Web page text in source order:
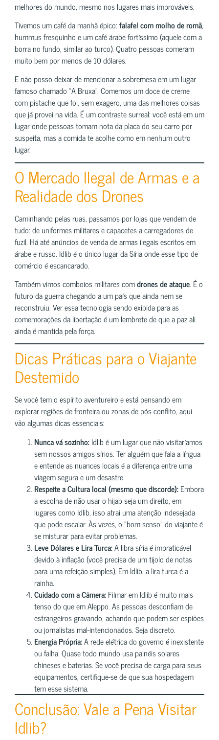
melhores do mundo, mesmo nos lugares mais improváveis.
Tivemos um café da manhã épico:falafel com molho de romã,
hummus fresquinho e um café árabe fortíssimo (aquele com a
borra no fundo, similar ao turco). Quatro pessoas comeram
muito bem por menos de 10 dólares.
E não posso deixar de mencionar a sobremesa em um lugar
famoso chamado “A Bruxa”. Comemos um doce de creme
com pistache que foi, sem exagero, uma das melhores coisas
que já provei na vida. É um contraste surreal: você está em um
lugar onde pessoas tomam nota da placa do seu carro por
suspeita, mas a comida te acolhe como em nenhum outro
lugar.
O Mercado Ilegal de Armas e a
Realidade dos Drones
Caminhando pelas ruas, passamos por lojas que vendem de
tudo: de uniformes militares e capacetes a carregadores de
fuzil. Há até anúncios de venda de armas ilegais escritos em
árabe e russo. Idlib é o único lugar da Síria onde esse tipo de
comércio é escancarado.
Também vimos comboios militares comdrones de ataque. É o
futuro da guerra chegando a um país que ainda nem se
reconstruiu. Ver essa tecnologia sendo exibida para as
comemorações da libertação é um lembrete de que a paz ali
ainda é mantida pela força.
Dicas Práticas para o Viajante
Destemido
Se você tem o espírito aventureiro e está pensando em
explorar regiões de fronteira ou zonas de pós-conflito, aqui
vão algumas dicas essenciais:
Nunca vá sozinho:Idlib é um lugar que não visitaríamos
sem nossos amigos sírios. Ter alguém que fala a língua
e entende as nuances locais é a diferença entre uma
viagem segura e um desastre.
Respeite a Cultura local (mesmo que discorde):Embora
a escolha de não usar o hijab seja um direito, em
lugares como Idlib, isso atrai uma atenção indesejada
que pode escalar. Às vezes, o “bom senso” do viajante é
se misturar para evitar problemas.
Leve Dólares e Lira Turca:A libra síria é impraticável
devido à inflação (você precisa de um tijolo de notas
para uma refeição simples). Em Idlib, a lira turca é a
rainha.
Cuidado com a Câmera:Filmar em Idlib é muito mais
tenso do que em Aleppo. As pessoas desconfiam de
estrangeiros gravando, achando que podem ser espiões
ou jornalistas mal-intencionados. Seja discreto.
Energia Própria:A rede elétrica do governo é inexistente
ou falha. Quase todo mundo usa painéis solares
chineses e baterias. Se você precisa de carga para seus
equipamentos, certifique-se de que sua hospedagem
tem esse sistema.
Conclusão: Vale a Pena Visitar
Idlib?